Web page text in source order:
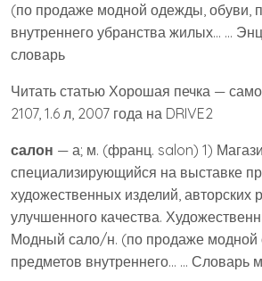
(по продаже модной одежды, обуви,
внутреннего убранства жилых… …
словарь
Читать статью Хорошая печка —
2107, 1.6 л, 2007 года на DRIVE2
салон — а; м. (франц. salon) 1)
специализирующийся на выставке
художественных изделий, авторских
улучшенного качества.
Модный сало/н. (по продаже модной
предметов внутреннего… … Словарь